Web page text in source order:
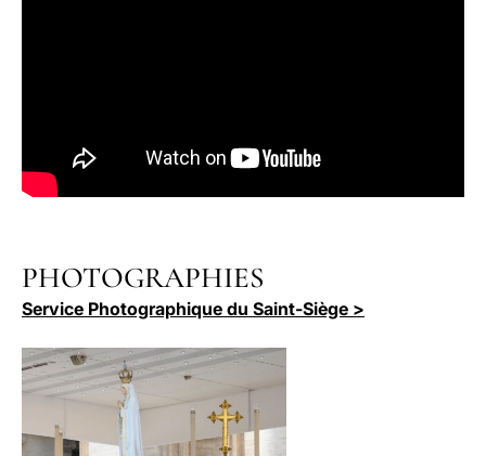
PHOTOGRAPHIES
Service Photographique du Saint-Siège >